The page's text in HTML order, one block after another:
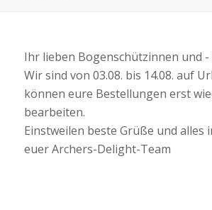
Ihr lieben Bogenschützinnen und -
Wir sind von 03.08. bis 14.08. auf
können eure Bestellungen erst
bearbeiten.
Einstweilen beste Grüße und alles
euer Archers-Delight-Team